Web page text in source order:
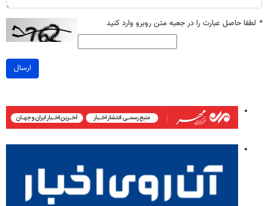
* لطفا حاصل عبارت را در جعبه متن روبرو وارد کنید
ارسال